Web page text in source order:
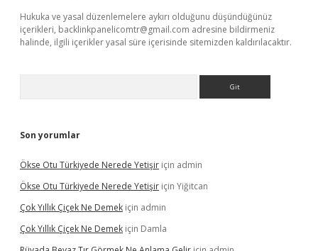
Hukuka ve yasal düzenlemelere aykırı olduğunu düşündüğünüz
içerikleri, backlinkpanelicomtr@gmail.com adresine bildirmeniz
halinde, ilgili içerikler yasal süre içerisinde sitemizden kaldırılacaktır.
Son yorumlar
Ökse Otu Türkiyede Nerede Yetişir için admin
Ökse Otu Türkiyede Nerede Yetişir için Yiğitcan
Çok Yıllık Çiçek Ne Demek için admin
Çok Yıllık Çiçek Ne Demek için Damla